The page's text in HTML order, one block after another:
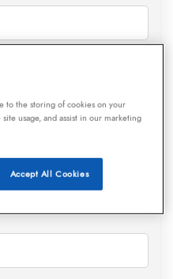
to the storing of cookies on your
usage, and assist in our marketing
Accept All Cookies